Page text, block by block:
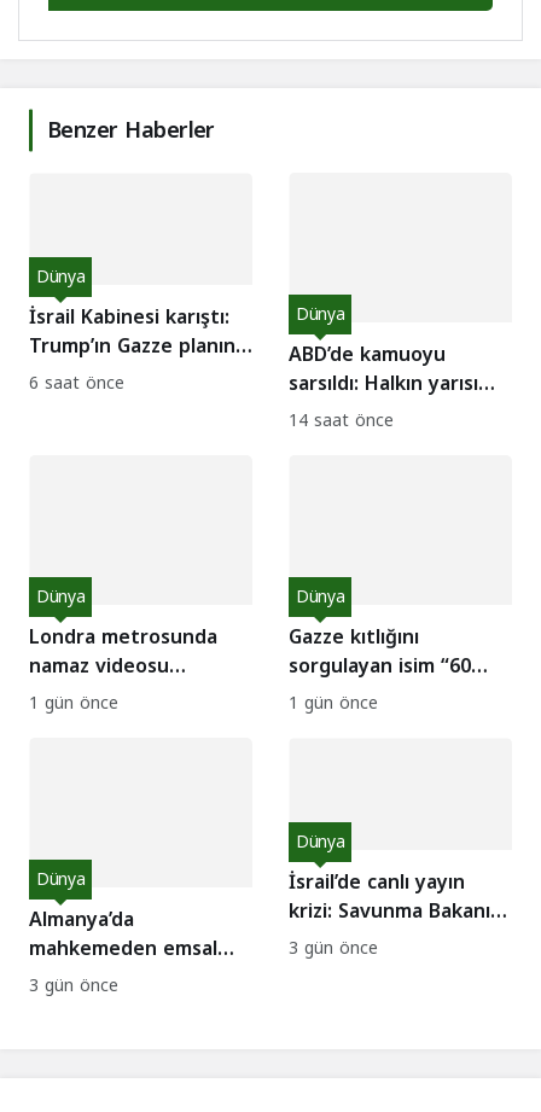
Benzer Haberler
İsrail Kabinesi karıştı:
Trump’ın Gazze planına
sert itirazlar!
Dünya
6 saat önce
ABD’de kamuoyu
sarsıldı: Halkın yarısı
“Netanyahu
Dünya
14 saat önce
Londra metrosunda
namaz videosu
provokasyon yarattı:
Gerçek ne çıktı?
Dünya
1 gün önce
Gazze kıtlığını
sorgulayan isim “60
Minutes” kadrosunda:
CBS’te kriz!
Dünya
1 gün önce
Almanya’da
mahkemeden emsal
karar: İsrail’i Nazizm ile
kıyaslamak suç değil
Dünya
3 gün önce
İsrail’de canlı yayın
krizi: Savunma Bakanı
komutanı kovdu
Dünya
3 gün önce